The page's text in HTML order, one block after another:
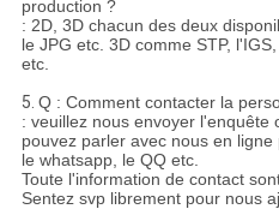
production ?
: 2D, 3D chacun des deux
le JPG etc. 3D comme STP,
etc.
5. Q : Comment contacter la
: veuillez nous envoyer l'enquête
pouvez parler avec nous en ligne
le whatsapp, le QQ etc.
Toute l'information de contact
Sentez svp librement pour nous